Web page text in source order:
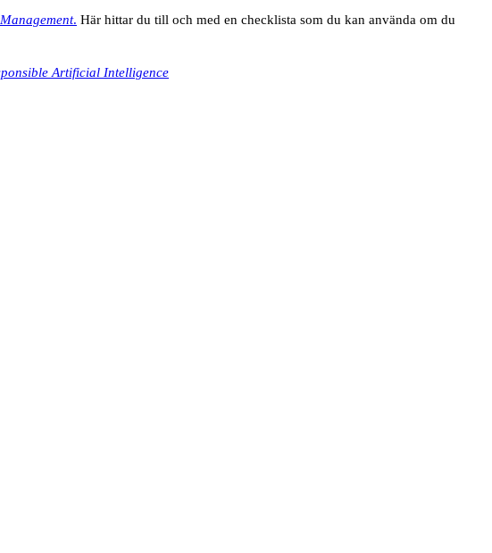
. Här hittar du till och med en checklista som du kan använda om du
Artificial Intelligence